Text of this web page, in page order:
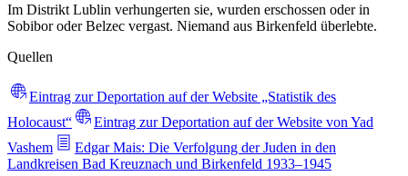
Im Distrikt Lublin verhungerten sie, wurden erschossen oder in
Sobibor oder Belzec vergast. Niemand aus Birkenfeld überlebte.
Quellen
Eintrag zur Deportation auf der Website „Statistik des
Holocaust“
Eintrag zur Deportation auf der Website von Yad
Vashem
Edgar Mais: Die Verfolgung der Juden in den
Landkreisen Bad Kreuznach und Birkenfeld 1933–1945